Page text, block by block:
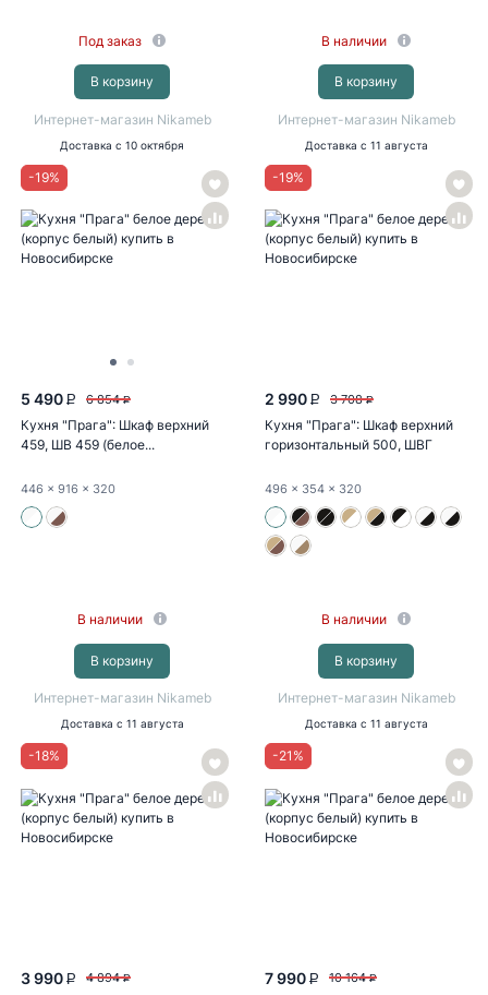
Под заказ
В корзину
Интернет-магазин Nikameb
Доставка с 10 октября
В наличии
В корзину
Интернет-магазин Nikameb
Доставка с 11 августа
-19%
5 490 P 6 854 P
Кухня "Прага": Шкаф верхний
459, ШВ 459 (белое...
446 x 916 x 320
В наличии
В корзину
Интернет-магазин Nikameb
Доставка с 11 августа
-19%
2 990 P 3 708 P
Кухня "Прага": Шкаф верхний
горизонтальный 500, ШВГ
496 x 354 x 320
В наличии
В корзину
Интернет-магазин Nikameb
Доставка с 11 августа
-18%
3 990 P 4 894 P
-21 %
7 990 P 10 164 P